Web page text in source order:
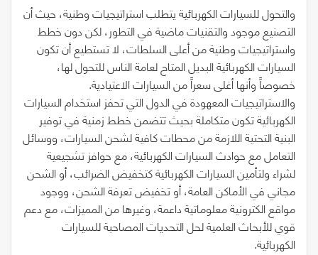
والتحول للسيارات الكهربائية يتطلب استراتيجيات وطنية، حيث أن
التصنيع موجود والتقنيات ماضية في التطور، لكن دون خطط
واستراتيجيات وطنية من أعلى السلطات، لا تستطيع أن تكون
السيارات الكهربائية البديل المتاح لعامة الناس للتحول لها،
خصوصاً وأنها أغلى سعراً من السيارات الاعتيادية.
والاستراتيجيات المعهودة في الدول التي تحفز استخدام السيارات
الكهربائية تكون متكاملة بحيث تتضمن خطط زمنية في توفير
البنية التحتية اللازمة من محطات كافية لشحن السيارات، ووسائل
التعامل مع حوادث السيارات الكهربائية، مع حوافز تشجيعية
لشراء ولتأمين السيارات الكهربائية كتخفيض الضرائب، أو الشحن
مجاني في الأماكن العامة، أو تخفيض تعرفة الشحن، ووجود
مواقع الكترونية معلوماتية داعمة، وغيرها من المميزات، مع دعم
قوي للأبحاث العلمية لحل التحديات المصاحبة للسيارات
الكهربائية.